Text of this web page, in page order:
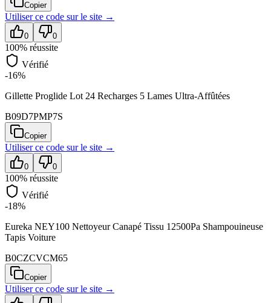
Copier
Utiliser ce code surle site →
0 0
100% réussite
Vérifié
-16%
Gillette Proglide Lot 24 Recharges 5 Lames Ultra-Affûtées
B09D7PMP7S
Copier
Utiliser ce code surle site →
0 0
100% réussite
Vérifié
-18%
Eureka NEY100 Nettoyeur Canapé Tissu 12500Pa Shampouineuse
Tapis Voiture
B0CZCVCM65
Copier
Utiliser ce code surle site →